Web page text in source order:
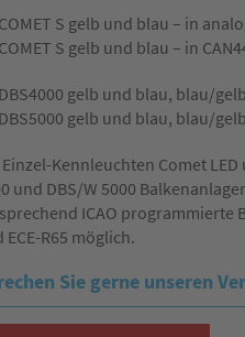
COMET S gelb und blau – in
COMET S gelb und blau – in
DBS4000 gelb und blau, blau/
DBS5000 gelb und blau, blau/
Einzel-Kennleuchten Comet
und DBS/W 5000
ICAO programmierte
ECE-R65 möglich.
Sie gerne unseren